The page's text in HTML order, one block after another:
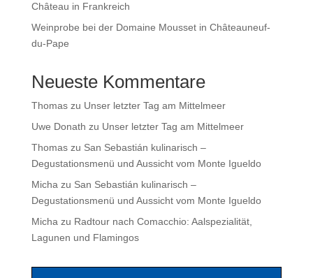
Château in Frankreich
Weinprobe bei der Domaine Mousset in Châteauneuf-
du-Pape
Neueste Kommentare
Thomaszu Unser letzter Tag am Mittelmeer
Uwe Donath zu Unser letzter Tag am Mittelmeer
Thomaszu San Sebastián kulinarisch –
Degustationsmenü und Aussicht vom Monte Igueldo
Michazu San Sebastián kulinarisch –
Degustationsmenü und Aussicht vom Monte Igueldo
Michazu Radtour nach Comacchio: Aalspezialität,
Lagunen und Flamingos